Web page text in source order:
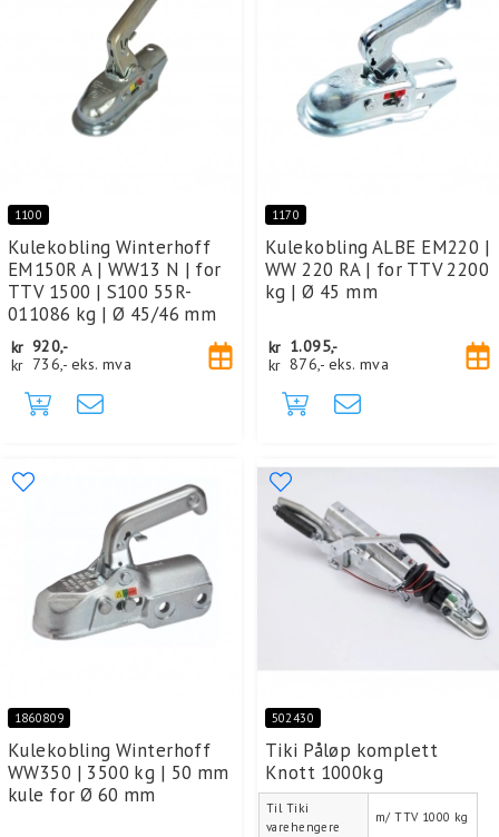
1100
Kulekobling Winterhoff
EM150R A | WW13 N | for
TTV 1500 | S100 55R-
011086 kg | Ø 45/46 mm
kr 920,-
kr 736,- eks. mva
1170
Kulekobling ALBE EM220 |
WW 220 RA | for TTV 2200
kg | Ø 45 mm
kr 1.095,-
kr 876,- eks. mva
1860809
Kulekobling Winterhoff
WW350 | 3500 kg | 50 mm
kule for Ø 60 mm
502430
Tiki Påløp komplett
Knott 1000kg
Til Tiki
varehengere
m/ TTV 1000 kg